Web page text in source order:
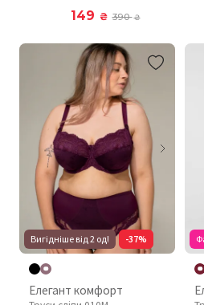
149 ₴ 390₴
Вигідніше від 2 од! -37%
Елегант комфорт